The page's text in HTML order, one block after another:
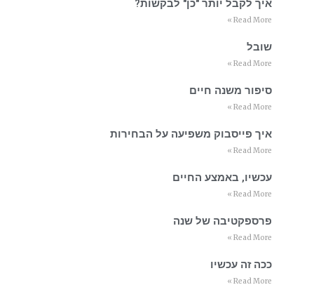
איך לקבל יותר "כן" לבקשות?
Read More »
שובל
Read More »
סיפור משנה חיים
Read More »
איך פייסבוק משפיעה על הבחירות
Read More »
עכשיו, באמצע החיים
Read More »
פרספקטיבה של שנה
Read More »
ככה זה עכשיו
Read More »